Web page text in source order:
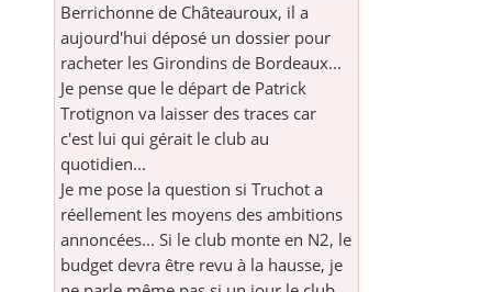
Berrichonne de Châteauroux, il a
aujourd'hui déposé un dossier pour
racheter les Girondins de Bordeaux...
Je pense que le départ de Patrick
Trotignon va laisser des traces car
c'est lui qui gérait le club au
quotidien...
Je me pose la question si Truchot a
réellement les moyens des ambitions
annoncées... Si le club monte en N2, le
budget devra être revu à la hausse, je